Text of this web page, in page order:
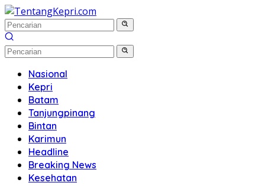
Langsung
ke
konten
Nasional
Kepri
Batam
Tanjungpinang
Bintan
Karimun
Headline
Breaking News
Kesehatan